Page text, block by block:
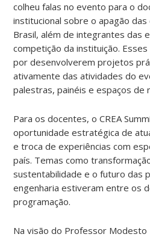
colheu falas no evento para o
institucional sobre o apagão das
Brasil, além de integrantes das
competição da instituição.
por desenvolverem projetos
ativamente das atividades do
palestras, painéis e espaços de
Para os docentes, o CREA
oportunidade estratégica de
e troca de experiências com
país. Temas como
sustentabilidade e o futuro das
engenharia estiveram entre os
programação.
Na visão do Professor